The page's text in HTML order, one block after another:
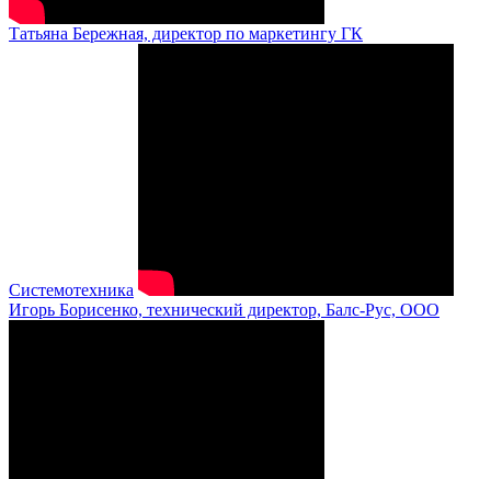
Татьяна Бережная, директор по маркетингу ГК
Системотехника
Игорь Борисенко, технический директор, Балс-Рус, ООО